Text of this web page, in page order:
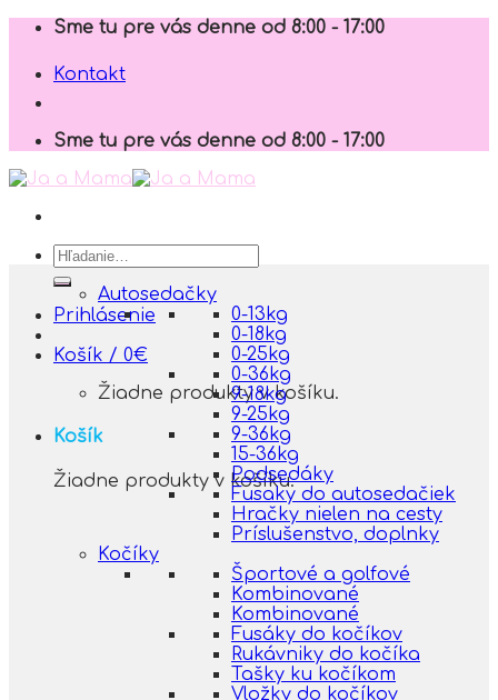
Skip
content
Sme tu pre vás denne od 8:00 - 17:00
Kontakt
Sme tu pre vás denne od 8:00 - 17:00
Hľadať:
Prihlásenie
Košík / 0€
Žiadne produkty v košíku.
Košík
Žiadne produkty v košíku.
Autosedačky
0-13kg
0-18kg
0-25kg
0-36kg
9-18kg
9-25kg
9-36kg
15-36kg
Podsedáky
Fusaky do autosedačiek
Hračky nielen na cesty
Príslušenstvo, doplnky
Kočíky
Športové a golfové
Kombinované
Kombinované
Fusáky do kočíkov
Rukávniky do kočíka
Tašky ku kočíkom
Vložky do kočíkov